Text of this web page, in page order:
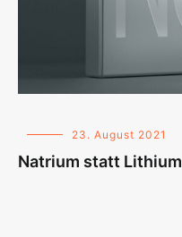
23. August 2021
Natrium statt Lithium